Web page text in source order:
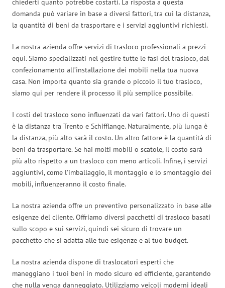
chiederti quanto potrebbe costarti. La risposta a questa
domanda può variare in base a diversi fattori, tra cui la distanza,
la quantità di beni da trasportare e i servizi aggiuntivi richiesti.
La nostra azienda offre servizi di trasloco professionali a prezzi
equi. Siamo specializzati nel gestire tutte le fasi del trasloco, dal
confezionamento all’installazione dei mobili nella tua nuova
casa. Non importa quanto sia grande o piccolo il tuo trasloco,
siamo qui per rendere il processo il più semplice possibile.
I costi del trasloco sono influenzati da vari fattori. Uno di questi
è la distanza tra Trento e Schifflange. Naturalmente, più lunga è
la distanza, più alto sarà il costo. Un altro fattore è la quantità di
beni da trasportare. Se hai molti mobili o scatole, il costo sarà
più alto rispetto a un trasloco con meno articoli. Infine, i servizi
aggiuntivi, come l’imballaggio, il montaggio e lo smontaggio dei
mobili, influenzeranno il costo finale.
La nostra azienda offre un preventivo personalizzato in base alle
esigenze del cliente. Offriamo diversi pacchetti di trasloco basati
sullo scopo e sui servizi, quindi sei sicuro di trovare un
pacchetto che si adatta alle tue esigenze e al tuo budget.
La nostra azienda dispone di traslocatori esperti che
maneggiano i tuoi beni in modo sicuro ed efficiente, garantendo
che nulla venga danneggiato. Utilizziamo veicoli moderni ideali